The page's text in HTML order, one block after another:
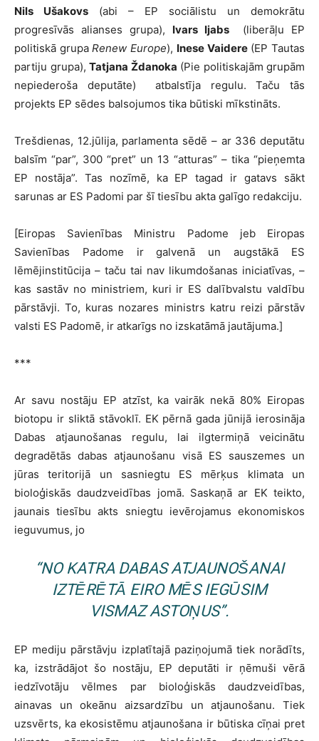
Nils Ušakovs (abi – EP sociālistu un demokrātu
progresīvās alianses grupa), Ivars Ijabs
(liberāļu EP
politiskā grupaRenew Europe), Inese Vaidere(EP Tautas
partiju grupa), Tatjana Ždanoka (Pie politiskajām grupām
nepiederoša deputāte) atbalstīja regulu. Taču tās
projekts EP sēdes balsojumos tika būtiski mīkstināts.
Trešdienas, 12.jūlija, parlamenta sēdē – ar 336 deputātu
balsīm “par”, 300 “pret” un 13 “atturas” – tika “pieņemta
EP nostāja”. Tas nozīmē, ka EP tagad ir gatavs sākt
sarunas ar ES Padomi par šī tiesību akta galīgo redakciju.
[Eiropas Savienības Ministru Padome jeb Eiropas
Savienības Padome ir galvenā un augstākā ES
lēmējinstitūcija – taču tai nav likumdošanas iniciatīvas, –
kas sastāv no ministriem, kuri ir ES dalībvalstu valdību
pārstāvji. To, kuras nozares ministrs katru reizi pārstāv
valsti ES Padomē, ir atkarīgs no izskatāmā jautājuma.]
***
Ar savu nostāju EP atzīst, ka vairāk nekā 80% Eiropas
biotopu ir sliktā stāvoklī. EK pērnā gada jūnijā ierosināja
Dabas atjaunošanas regulu, lai ilgtermiņā veicinātu
degradētās dabas atjaunošanu visā ES sauszemes un
jūras teritorijā un sasniegtu ES mērķus klimata un
bioloģiskās daudzveidības jomā. Saskaņā ar EK teikto,
jaunais tiesību akts sniegtu ievērojamus ekonomiskos
ieguvumus, jo
“NO KATRA DABAS ATJAUNOŠANAI
IZTĒRĒTĀ EIRO MĒS IEGŪSIM
VISMAZ ASTOŅUS”.
EP mediju pārstāvju izplatītajā paziņojumā tiek norādīts,
ka, izstrādājot šo nostāju, EP deputāti ir ņēmuši vērā
iedzīvotāju vēlmes par bioloģiskās daudzveidības,
ainavas un okeānu aizsardzību un atjaunošanu. Tiek
uzsvērts, ka ekosistēmu atjaunošana ir būtiska cīņai pret